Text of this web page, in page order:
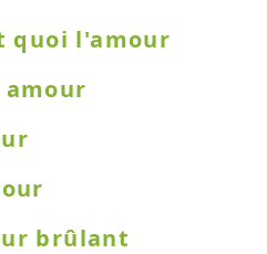
quoi l'amour
amour
brûlant